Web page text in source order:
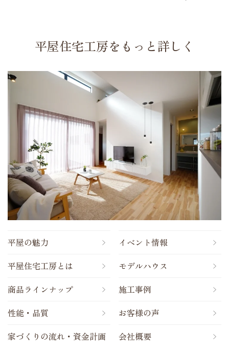
平屋住宅工房をもっと詳しく
平屋の魅力
平屋住宅工房とは
商品ラインナップ
性能・品質
家づくりの流れ・資金計画
イベント情報
モデルハウス
施工事例
お客様の声
会社概要